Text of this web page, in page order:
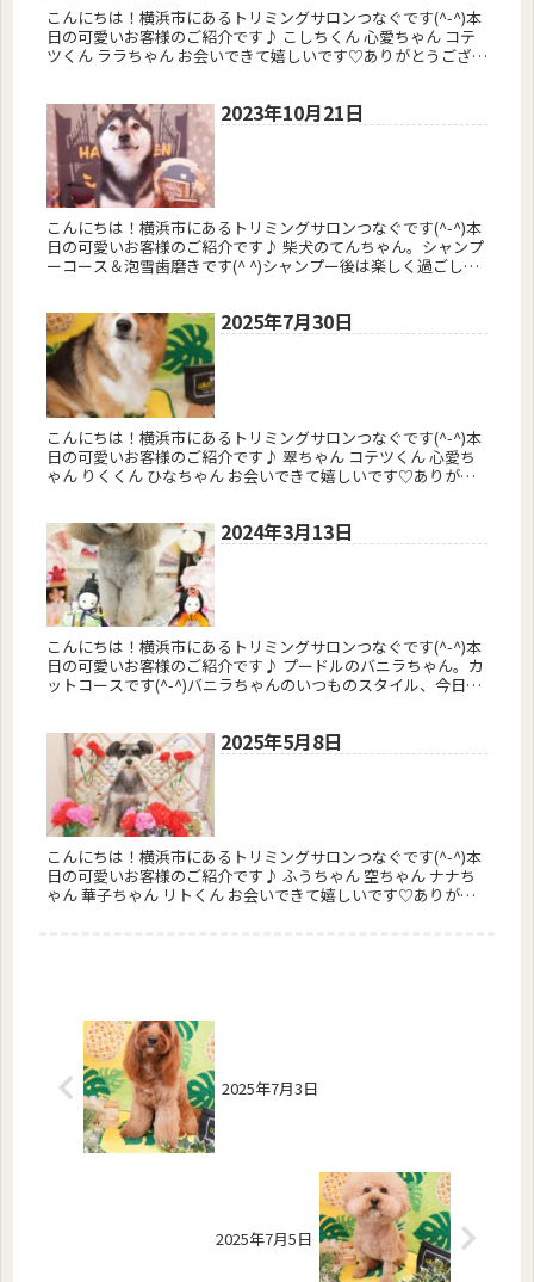
こんにちは！横浜市にあるトリミングサロンつなぐです(^-^)本
日の可愛いお客様のご紹介です♪ こしちくん 心愛ちゃん コテ
ツくん ララちゃん お会いできて嬉しいです♡ありがとうござい
2023年10月21日
こんにちは！横浜市にあるトリミングサロンつなぐです(^-^)本
日の可愛いお客様のご紹介です♪ 柴犬のてんちゃん。シャンプ
ーコース＆泡雪歯磨きです(^ ^)シャンプー後は楽しく過ごしま
2025年7月30日
こんにちは！横浜市にあるトリミングサロンつなぐです(^-^)本
日の可愛いお客様のご紹介です♪ 翠ちゃん コテツくん 心愛ち
ゃん りくくん ひなちゃん お会いできて嬉しいです♡ありがと
2024年3月13日
こんにちは！横浜市にあるトリミングサロンつなぐです(^-^)本
日の可愛いお客様のご紹介です♪ プードルのバニラちゃん。カ
ットコースです(^-^)バニラちゃんのいつものスタイル、今日も
2025年5月8日
こんにちは！横浜市にあるトリミングサロンつなぐです(^-^)本
日の可愛いお客様のご紹介です♪ ふうちゃん 空ちゃん ナナち
ゃん 華子ちゃん リトくん お会いできて嬉しいです♡ありがと
2025年7月3日
2025年7月5日